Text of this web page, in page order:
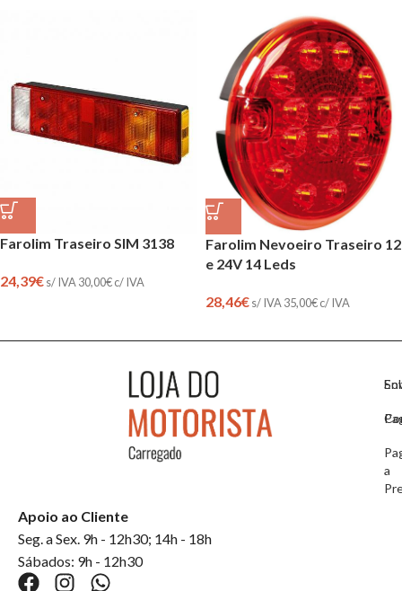
Farolim Traseiro SIM 3138
24,39€s/ IVA 30,00€c/ IVA
Farolim Nevoeiro Traseiro 12
e 24V 14 Leds
28,46€s/ IVA 35,00€c/ IVA
a
Apoio ao Cliente
Seg. a Sex. 9h - 12h30; 14h - 18h
Sábados: 9h - 12h30